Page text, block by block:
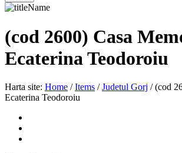
(cod 2600) Casa
Ecaterina Teodoroiu
Harta site: Home / Items / Judetul Gorj / (cod
Ecaterina Teodoroiu